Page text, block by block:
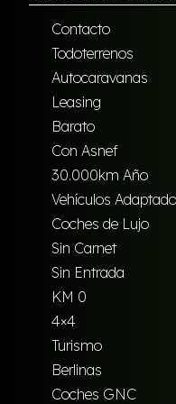
Contacto
Todoterrenos
Autocaravanas
Leasing
Barato
Con Asnef
30.000km Año
Vehículos
Coches de Lujo
Sin Carnet
Sin Entrada
KM 0
4×4
Turismo
Berlinas
Coches GNC